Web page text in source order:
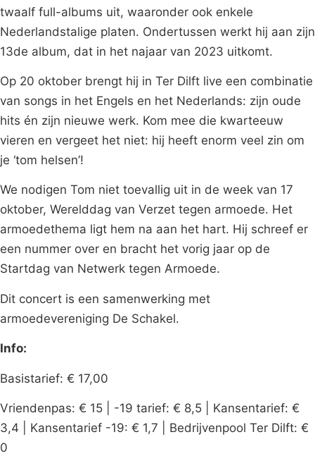
twaalf full-albums uit, waaronder ook enkele
Nederlandstalige platen. Ondertussen werkt hij aan zijn
13de album, dat in het najaar van 2023 uitkomt.
Op 20 oktober brengt hij in Ter Dilft live een combinatie
van songs in het Engels en het Nederlands: zijn oude
hits én zijn nieuwe werk. Kom mee die kwarteeuw
vieren en vergeet het niet: hij heeft enorm veel zin om
je ‘tom helsen’!
We nodigen Tom niet toevallig uit in de week van 17
oktober, Werelddag van Verzet tegen armoede. Het
armoedethema ligt hem na aan het hart. Hij schreef er
een nummer over en bracht het vorig jaar op de
Startdag van Netwerk tegen Armoede.
Dit concert is een samenwerking met
armoedevereniging De Schakel.
Info:
Basistarief: € 17,00
Vriendenpas: € 15 | -19 tarief: € 8,5 | Kansentarief: €
3,4 | Kansentarief -19: € 1,7 | Bedrijvenpool Ter Dilft: €
0